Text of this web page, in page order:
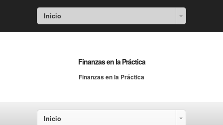
Inicio
Finanzas en la Práctica
Finanzas en la Práctica
Inicio